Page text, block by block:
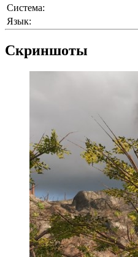
Cистема:
Язык:
Скриншоты